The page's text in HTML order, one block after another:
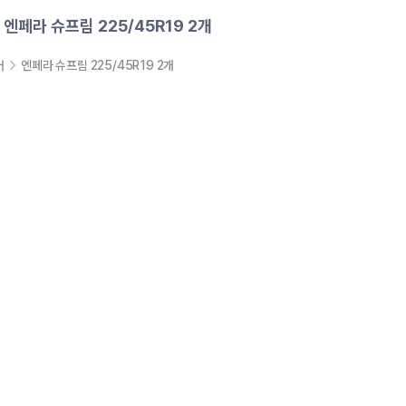
엔페라 슈프림 225/45R19 2개
엔페라 슈프림 225/45R19 2개